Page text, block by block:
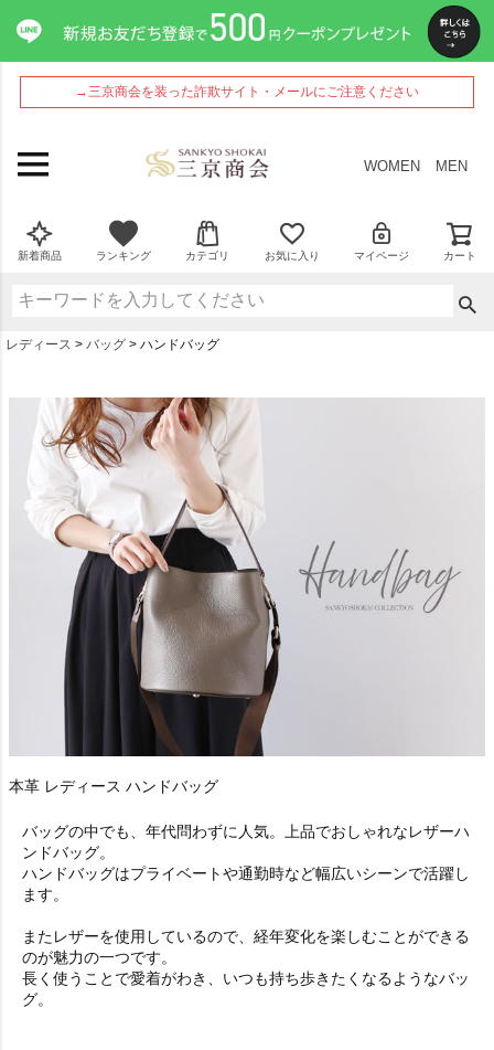
→三京商会を装った詐欺サイト・メールにご注意ください
WOMEN MEN
新着商品 ランキング カテゴリ お気に入り マイページ カート
レディース バッグ ハンドバッグ
本革 レディース ハンドバッグ
バッグの中でも、年代問わずに人気。上品でおしゃれなレザーハ
ンドバッグ。
ハンドバッグはプライベートや通勤時など幅広いシーンで活躍し
ます。
またレザーを使用しているので、経年変化を楽しむことができる
のが魅力の一つです。
長く使うことで愛着がわき、いつも持ち歩きたくなるようなバッ
グ。